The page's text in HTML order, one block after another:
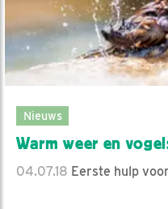
Nieuws
Warm weer en
04.07.18 Eerste hulp